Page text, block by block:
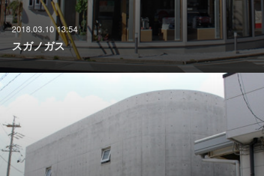
2018.03.10 13:54
スガノガス